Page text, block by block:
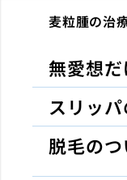
麦粒腫の治
無愛想
スリッ
脱毛の